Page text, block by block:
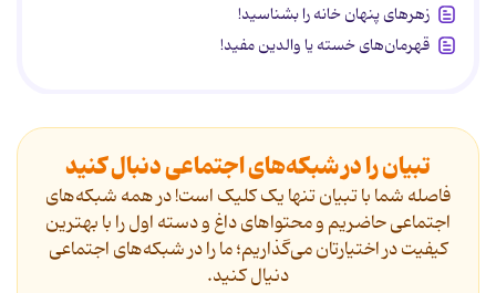
زهرهای پنهان خانه را بشناسید!
قهرمان‌های خسته یا والدین مفید!
تبیان را در شبکه‌های اجتماعی دنبال کنید
فاصله شما با تبیان تنها یک کلیک است! در همه شبکه‌های
اجتماعی حاضریم و محتواهای داغ و دسته اول را با بهترین
کیفیت در اختیارتان می‌گذاریم؛ ما را در شبکه‌های اجتماعی
دنیال کنید.